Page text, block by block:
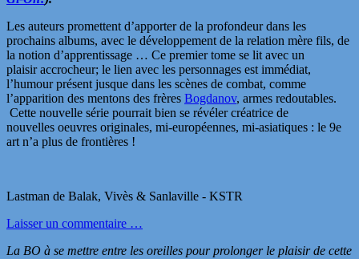
Les auteurs promettent d’apporter de la profondeur dans les
prochains albums, avec le développement de la relation mère fils, de
la notion d’apprentissage … Ce premier tome se lit avec un
plaisir accrocheur; le lien avec les personnages est immédiat,
l’humour présent jusque dans les scènes de combat, comme
l’apparition des mentons des frères Bogdanov, armes redoutables.
Cette nouvelle série pourrait bien se révéler créatrice de
nouvelles oeuvres originales, mi-européennes, mi-asiatiques : le 9e
art n’a plus de frontières !
Lastman de Balak, Vivès & Sanlaville - KSTR
Laisser un commentaire …
La BO à se mettre entre les oreilles pour prolonger le plaisir de cette